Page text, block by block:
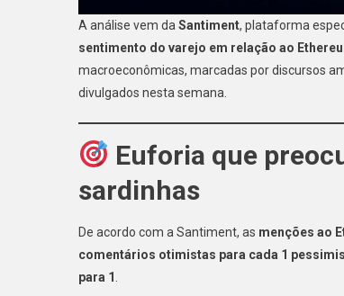
A análise vem da Santiment, plataforma
sentimento do varejo em relação ao
macroeconômicas, marcadas por discursos
divulgados nesta semana.
Euforia que
sardinhas
De acordo com a Santiment, as menções ao
comentários otimistas para cada 1
para 1